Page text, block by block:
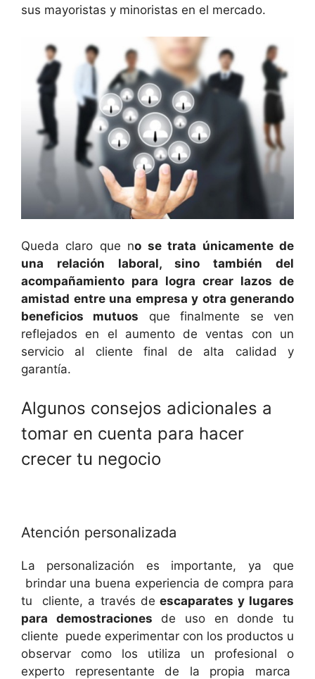
sus mayoristas y minoristas en el mercado.
Queda claro que no se trata únicamente de
una relación laboral, sino también del
acompañamiento para logra crear lazos de
amistad entre una empresa y otra generando
beneficios mutuos que finalmente se ven
reflejados en el aumento de ventas con un
servicio al cliente final de alta calidad y
garantía.
Algunos consejos adicionales a
tomar en cuenta para hacer
crecer tu negocio
Atención personalizada
La personalización es importante, ya que
brindar una buena experiencia de compra para
tu cliente, a través de escaparates y lugares
para demostraciones de uso en donde tu
cliente puede experimentar con los productos u
observar como los utiliza un profesional o
experto representante de la propia marca